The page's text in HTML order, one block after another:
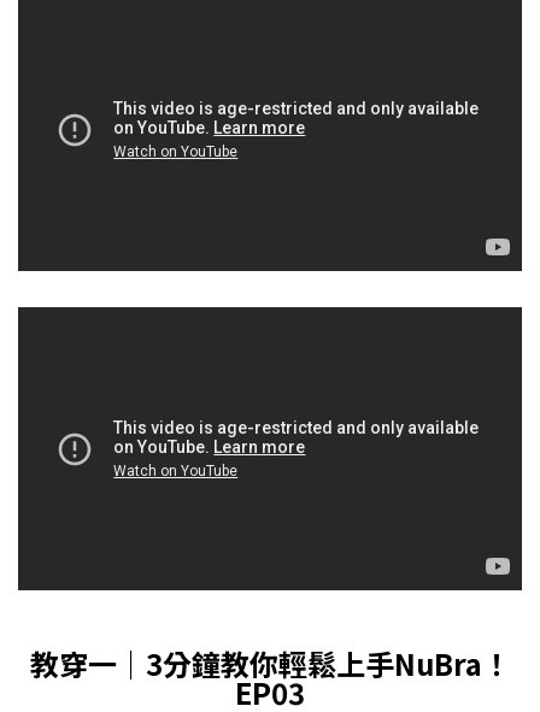
教穿一｜3分鐘教你輕鬆上手NuBra！
EP03